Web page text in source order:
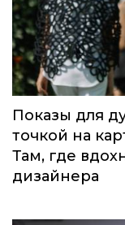
Показы для
точкой на
Там, где
дизайнера